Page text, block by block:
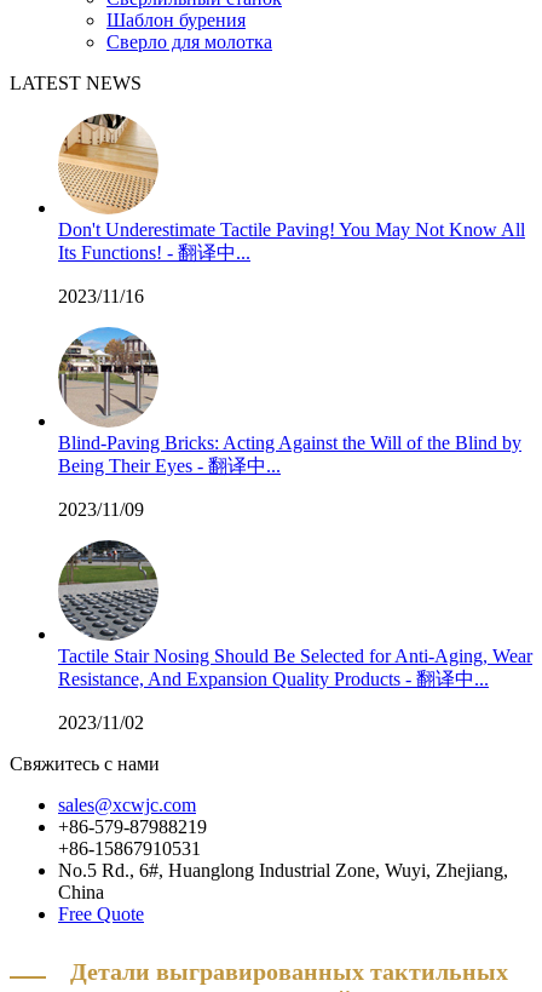
Шаблон бурения
Сверло для молотка
LATEST NEWS
Don't Underestimate Tactile Paving! You May Not Know All
Its Functions! - 翻译中...
2023/11/16
Blind-Paving Bricks: Acting Against the Will of the Blind by
Being Their Eyes - 翻译中...
2023/11/09
Tactile Stair Nosing Should Be Selected for Anti-Aging, Wear
Resistance, And Expansion Quality Products - 翻译中...
2023/11/02
Свяжитесь с нами
sales@xcwjc.com
+86-579-87988219
+86-15867910531
No.5 Rd., 6#, Huanglong Industrial Zone, Wuyi, Zhejiang,
China
Free Quote
Детали выгравированных тактильных